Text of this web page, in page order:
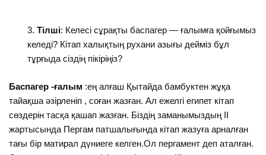
Тілші: Келесі сұрақты баспагер — ғалымға қойғымыз
келеді? Кітап халықтың рухани азығы дейміз бұл
тұрғыда сіздің пікіріңіз?
Баспагер -ғалым :ең алғаш Қытайда бамбуктен жұқа
тайақша әзірленіп , соған жазған. Ал ежелгі египет кітап
сөздерін тасқа қашап жазған. Біздің заманымыздың ІІ
жартысында Пергам патшалығында кітап жазуға арналған
тағы бір матирал дүниеге келген.Ол пергамент деп аталған.